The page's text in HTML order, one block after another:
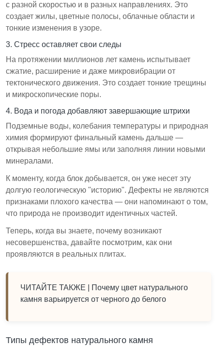
с разной скоростью и в разных направлениях. Это
создает жилы, цветные полосы, облачные области и
тонкие изменения в узоре.
3. Стресс оставляет свои следы
На протяжении миллионов лет камень испытывает
сжатие, расширение и даже микровибрации от
тектонического движения. Это создает тонкие трещины
и микроскопические поры.
4. Вода и погода добавляют завершающие штрихи
Подземные воды, колебания температуры и природная
химия формируют финальный камень дальше —
открывая небольшие ямы или заполняя линии новыми
минералами.
К моменту, когда блок добывается, он уже несет эту
долгую геологическую "историю". Дефекты не являются
признаками плохого качества — они напоминают о том,
что природа не производит идентичных частей.
Теперь, когда вы знаете, почему возникают
несовершенства, давайте посмотрим, как они
проявляются в реальных плитах.
ЧИТАЙТЕ ТАКЖЕ |
Почему цвет натурального
камня варьируется от черного до белого
Типы дефектов натурального камня